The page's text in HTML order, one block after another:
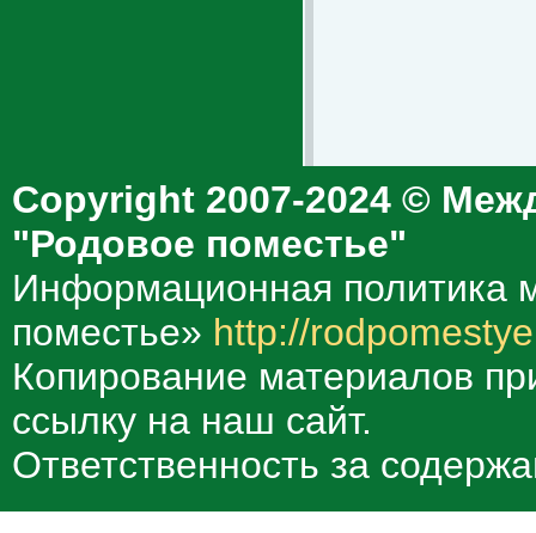
Copyright 2007-2024 ©
"Родовое поместье"
Информационная политика
поместье» http://
Копирование материалов
ссылку на наш сайт.
Ответственность за